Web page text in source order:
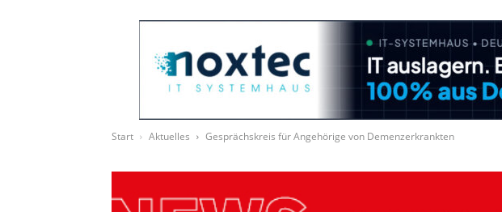
Start Aktuelles Gesprächskreis für Angehörige von Demenzerkrankten